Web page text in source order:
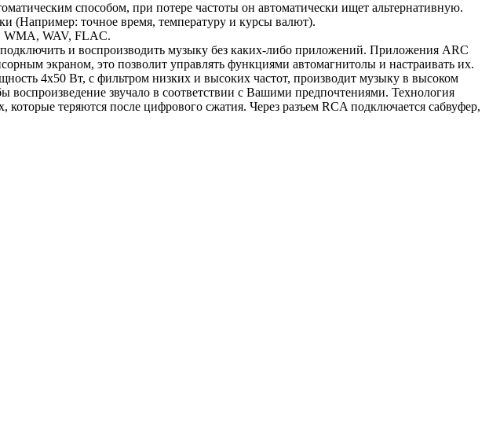
способом, при потере частоты он автоматически ищет альтернативную.
(Например: точное время, температуру и курсы валют).
WMA, WAV, FLAC.
и воспроизводить музыку без каких-либо приложений. Приложения ARC
экраном, это позволит управлять функциями автомагнитолы и настраивать их.
4х50 Вт, с фильтром низких и высоких частот, производит музыку в высоком
звучало в соответствии с Вашими предпочтениями. Технология
теряются после цифрового сжатия. Через разъем RCA подключается сабвуфер,